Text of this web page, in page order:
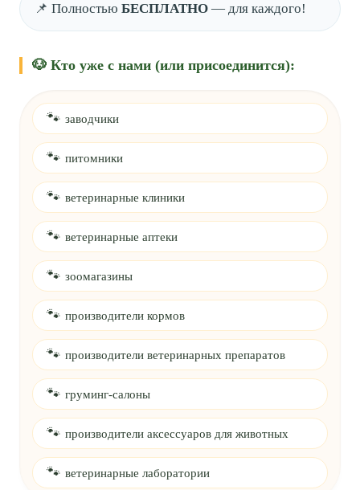
📌 Полностью БЕСПЛАТНО — для каждого!
🐶 Кто уже с нами (или присоединится):
🐾 заводчики
🐾 питомники
🐾 ветеринарные клиники
🐾 ветеринарные аптеки
🐾 зоомагазины
🐾 производители кормов
🐾 производители ветеринарных препаратов
🐾 груминг-салоны
🐾 производители аксессуаров для животных
🐾 ветеринарные лаборатории